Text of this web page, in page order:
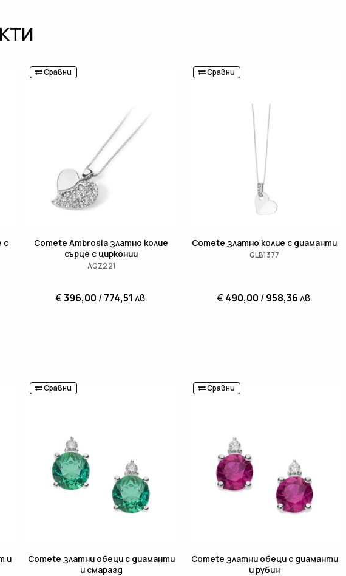
с
Сравни
Comete Ambrosia златно колие
сърце с цирконии
AGZ221
€396,00 /774,51 лв.
Сравни
Comete златно колие с диаманти
GLB1377
€ 490,00 /958,36лв.
и
Сравни
Comete златни обеци с диаманти
и смарагд
Сравни
Comete златни обеци с диаманти
и рубин